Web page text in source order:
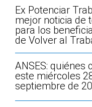
Ex Potenciar
mejor noticia de
para los
de Volver al
ANSES: quiénes
este miércoles
septiembre de